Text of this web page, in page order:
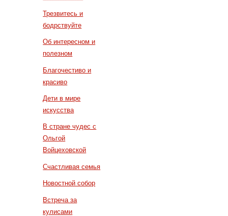
Трезвитесь и
бодрствуйте
Об интересном и
полезном
Благочестиво и
красиво
Дети в мире
искусства
В стране чудес с
Ольгой
Войцеховской
Счастливая семья
Новостной собор
Встреча за
кулисами